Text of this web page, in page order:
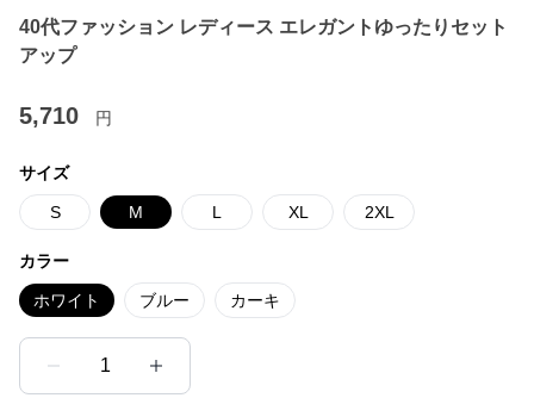
40代ファッション レディース エレガントゆったりセット
アップ
5,710 円
サイズ
S M L XL 2XL
カラー
ホワイト ブルー カーキ
1